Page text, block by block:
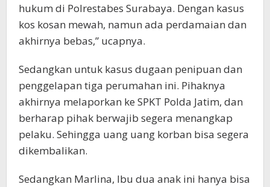
hukum di Polrestabes Surabaya. Dengan kasus
kos kosan mewah, namun ada perdamaian dan
akhirnya bebas,” ucapnya.
Sedangkan untuk kasus dugaan penipuan dan
penggelapan tiga perumahan ini. Pihaknya
akhirnya melaporkan ke SPKT Polda Jatim, dan
berharap pihak berwajib segera menangkap
pelaku. Sehingga uang uang korban bisa segera
dikembalikan.
Sedangkan Marlina, Ibu dua anak ini hanya bisa